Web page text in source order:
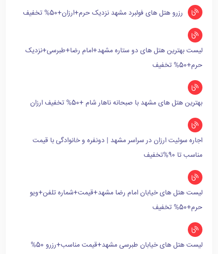
رزرو هتل های فولبرد مشهد نزدیک حرم+ارزان+50% تخفیف
لیست بهترین هتل های دو ستاره مشهد+امام رضا+طبرسی+نزدیک
حرم+50% تخفیف
بهترین هتل های مشهد با صبحانه ناهار شام +50% تخفیف ارزان
اجاره سوئیت ارزان در سراسر مشهد | دونفره و خانوادگی با قیمت
مناسب تا 90%تخفیف
لیست هتل های خیابان امام رضا مشهد+قیمت+شماره تلفن+ویو
حرم+50% تخفیف
لیست هتل های خیابان طبرسی مشهد+قیمت مناسب+رزرو 50%